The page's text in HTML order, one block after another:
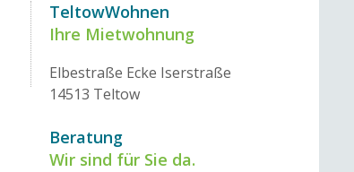
TeltowWohnen
Ihre Mietwohnung
Elbestraße Ecke Iserstraße
14513 Teltow
Beratung
Wir sind für Sie da.